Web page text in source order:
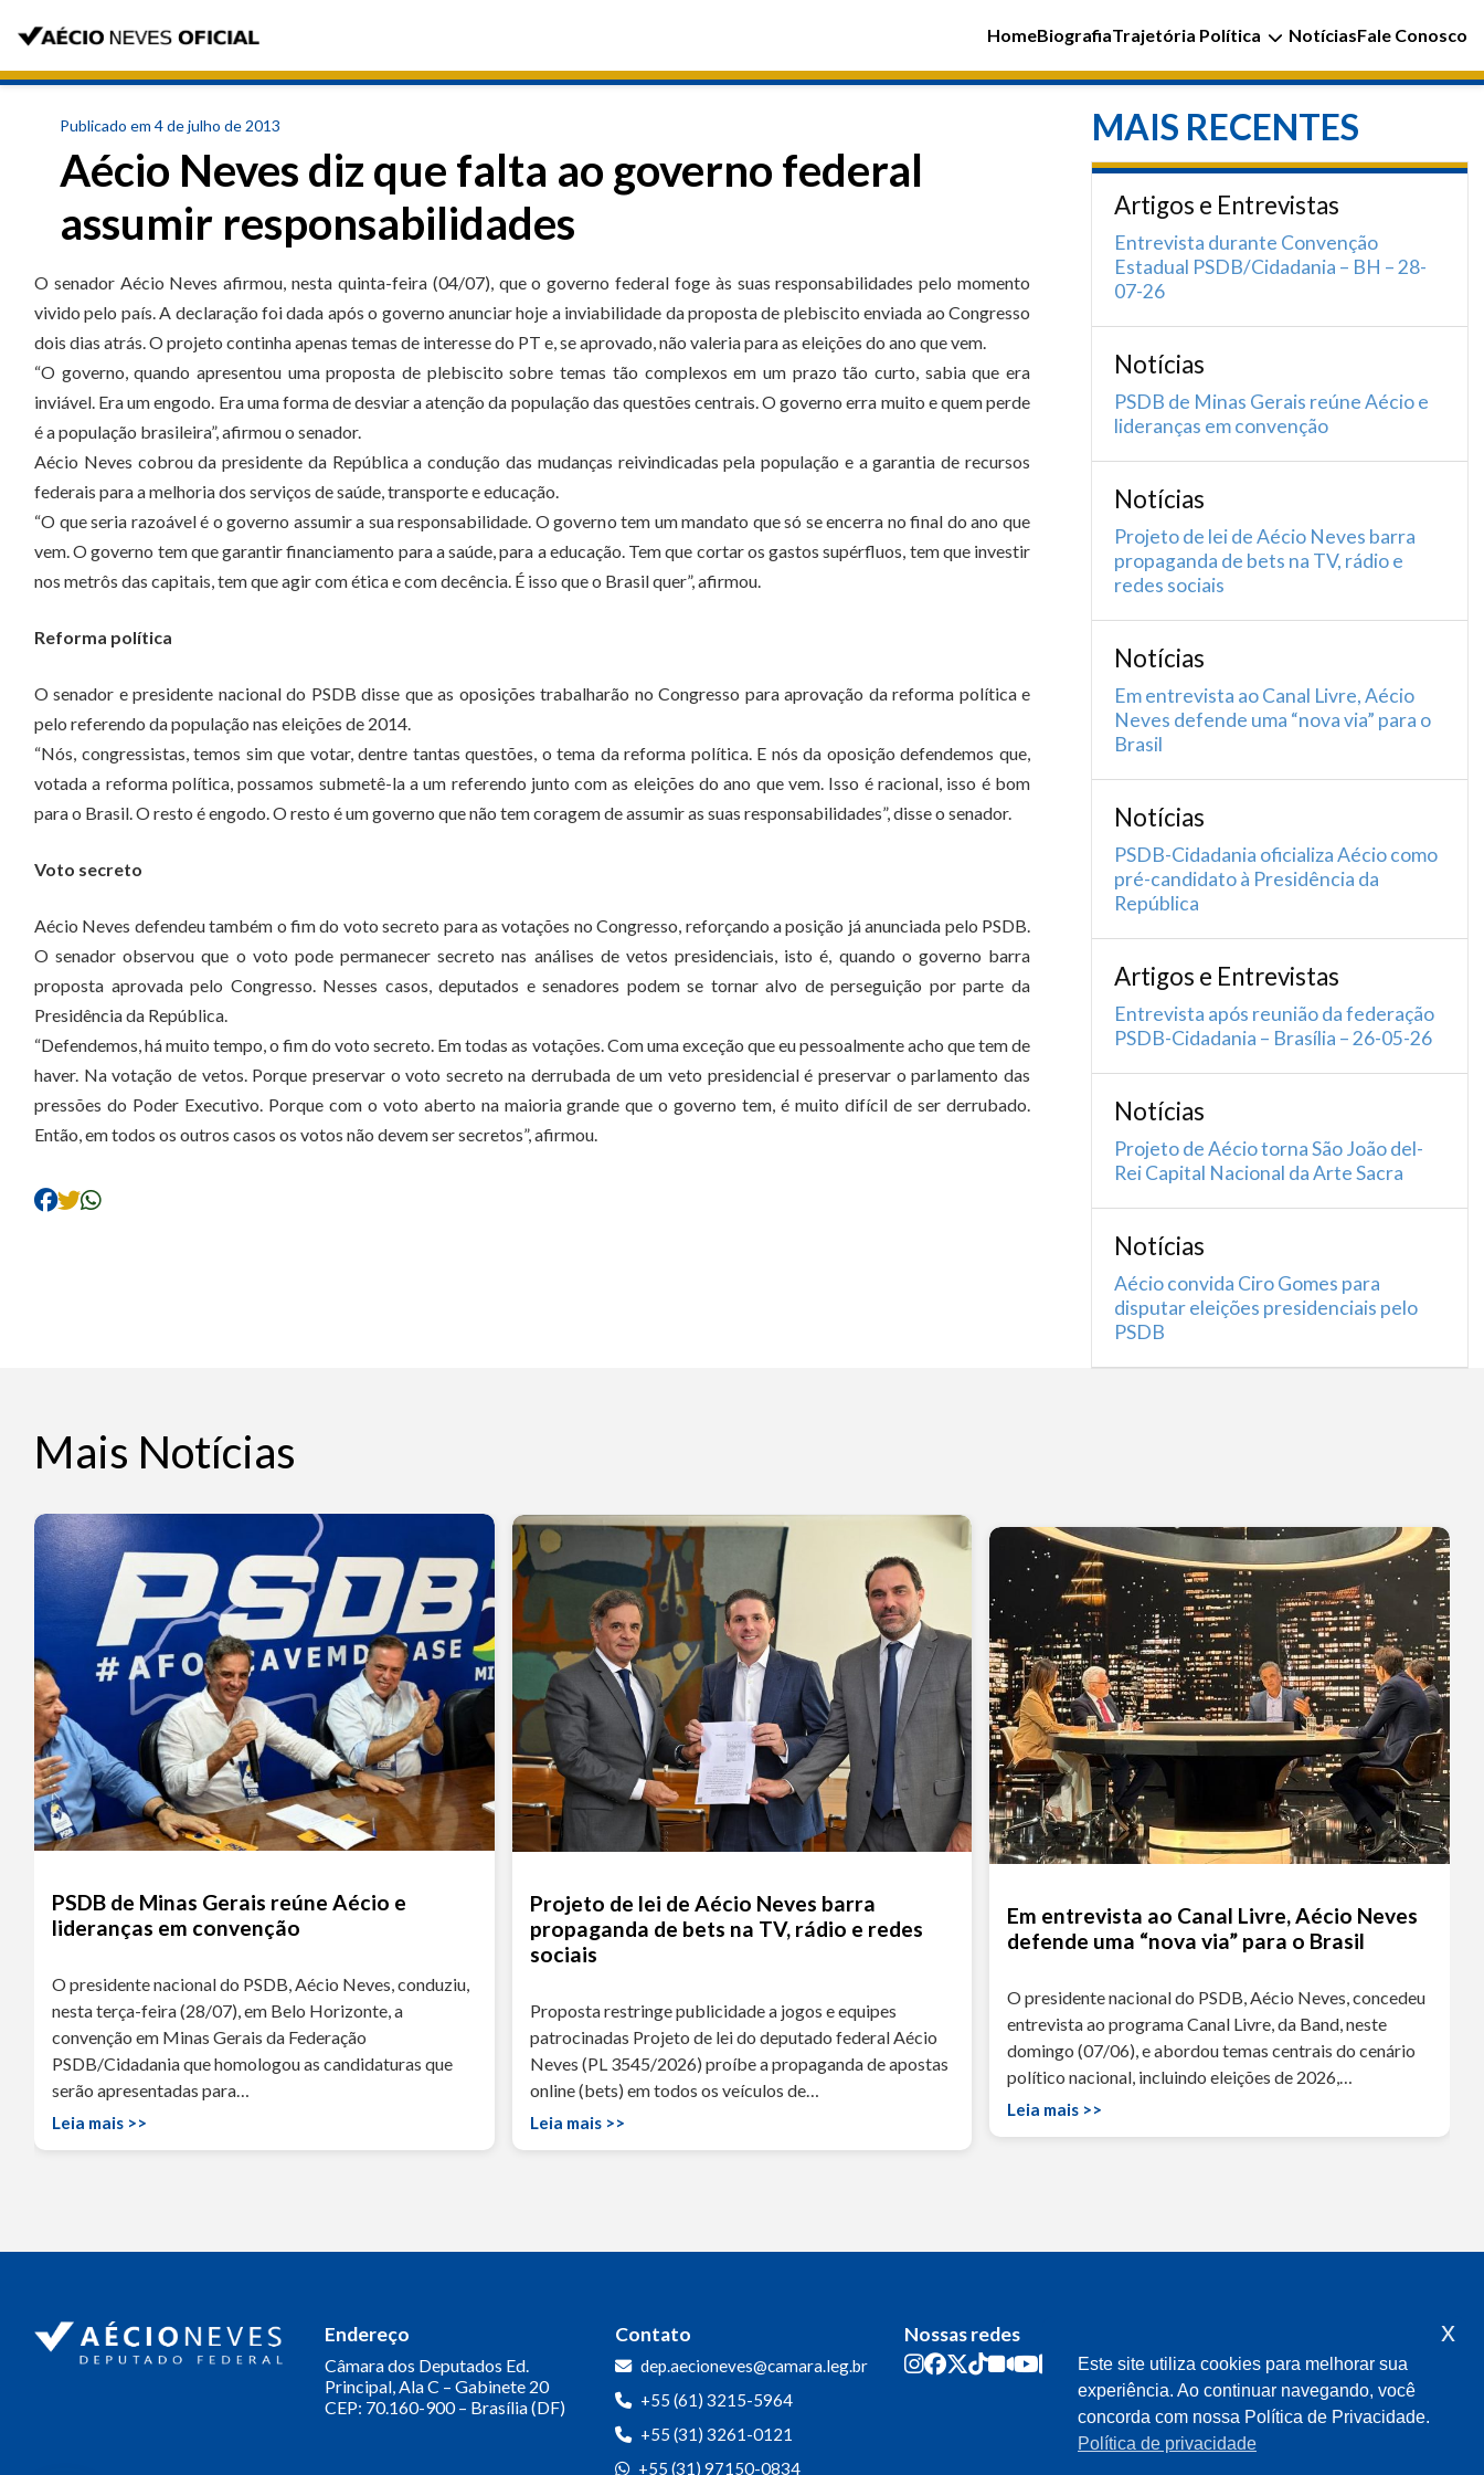
HomeBiografiaTrajetória Política NotíciasFale Conosco
Publicado em 4 de julho de 2013
Aécio Neves diz que falta ao governo federal
assumir responsabilidades
O senador Aécio Neves afirmou, nesta quinta-feira (04/07), que o governo federal foge às suas responsabilidades pelo momento
vivido pelo país. A declaração foi dada após o governo anunciar hoje a inviabilidade da proposta de plebiscito enviada ao Congresso
dois dias atrás. O projeto continha apenas temas de interesse do PT e, se aprovado, não valeria para as eleições do ano que vem.
“O governo, quando apresentou uma proposta de plebiscito sobre temas tão complexos em um prazo tão curto, sabia que era
inviável. Era um engodo. Era uma forma de desviar a atenção da população das questões centrais. O governo erra muito e quem perde
é a população brasileira”, afirmou o senador.
Aécio Neves cobrou da presidente da República a condução das mudanças reivindicadas pela população e a garantia de recursos
federais para a melhoria dos serviços de saúde, transporte e educação.
“O que seria razoável é o governo assumir a sua responsabilidade. O governo tem um mandato que só se encerra no final do ano que
vem. O governo tem que garantir financiamento para a saúde, para a educação. Tem que cortar os gastos supérfluos, tem que investir
nos metrôs das capitais, tem que agir com ética e com decência. É isso que o Brasil quer”, afirmou.
Reforma política
O senador e presidente nacional do PSDB disse que as oposições trabalharão no Congresso para aprovação da reforma política e
pelo referendo da população nas eleições de 2014.
“Nós, congressistas, temos sim que votar, dentre tantas questões, o tema da reforma política. E nós da oposição defendemos que,
votada a reforma política, possamos submetê-la a um referendo junto com as eleições do ano que vem. Isso é racional, isso é bom
para o Brasil. O resto é engodo. O resto é um governo que não tem coragem de assumir as suas responsabilidades”, disse o senador.
Voto secreto
Aécio Neves defendeu também o fim do voto secreto para as votações no Congresso, reforçando a posição já anunciada pelo PSDB.
O senador observou que o voto pode permanecer secreto nas análises de vetos presidenciais, isto é, quando o governo barra
proposta aprovada pelo Congresso. Nesses casos, deputados e senadores podem se tornar alvo de perseguição por parte da
Presidência da República.
“Defendemos, há muito tempo, o fim do voto secreto. Em todas as votações. Com uma exceção que eu pessoalmente acho que tem de
haver. Na votação de vetos. Porque preservar o voto secreto na derrubada de um veto presidencial é preservar o parlamento das
pressões do Poder Executivo. Porque com o voto aberto na maioria grande que o governo tem, é muito difícil de ser derrubado.
Então, em todos os outros casos os votos não devem ser secretos”, afirmou.
MAIS RECENTES
Artigos e Entrevistas
Entrevista durante Convenção
Estadual PSDB/Cidadania – BH – 28-
07-26
Notícias
PSDB de Minas Gerais reúne Aécio e
lideranças em convenção
Notícias
Projeto de lei de Aécio Neves barra
propaganda de bets na TV, rádio e
redes sociais
Notícias
Em entrevista ao Canal Livre, Aécio
Neves defende uma “nova via” para o
Brasil
Notícias
PSDB-Cidadania oficializa Aécio como
pré-candidato à Presidência da
República
Artigos e Entrevistas
Entrevista após reunião da federação
PSDB-Cidadania – Brasília – 26-05-26
Notícias
Projeto de Aécio torna São João del-
Rei Capital Nacional da Arte Sacra
Notícias
Aécio convida Ciro Gomes para
disputar eleições presidenciais pelo
PSDB
Mais Notícias
PSDB de Minas Gerais reúne Aécio e
lideranças em convenção
O presidente nacional do PSDB, Aécio Neves, conduziu,
nesta terça-feira (28/07), em Belo Horizonte, a
convenção em Minas Gerais da Federação
PSDB/Cidadania que homologou as candidaturas que
serão apresentadas para…
Leia mais >>
Projeto de lei de Aécio Neves barra
propaganda de bets na TV, rádio e redes
sociais
Proposta restringe publicidade a jogos e equipes
patrocinadas Projeto de lei do deputado federal Aécio
Neves (PL 3545/2026) proíbe a propaganda de apostas
online (bets) em todos os veículos de…
Leia mais >>
Em entrevista ao Canal Livre, Aécio Neves
defende uma “nova via” para o Brasil
O presidente nacional do PSDB, Aécio Neves, concedeu
entrevista ao programa Canal Livre, da Band, neste
domingo (07/06), e abordou temas centrais do cenário
político nacional, incluindo eleições de 2026,…
Leia mais >>
Endereço
Câmara dos Deputados Ed.
Principal, Ala C – Gabinete 20
CEP: 70.160-900 – Brasília (DF)
Contato
dep.aecioneves@camara.leg.br
+55 (61) 3215-5964
+55 (31) 3261-0121
+55 (31) 97150-0834
Nossas redes
Este site utiliza cookies para melhorar sua
experiência. Ao continuar navegando, você
concorda com nossa Política de Privacidade.
Política de privacidade
x